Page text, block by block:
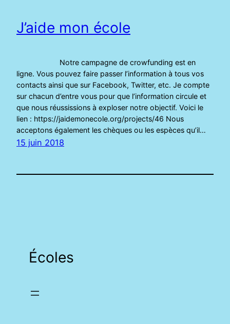
J’aide mon école
Notre campagne de crowfunding est en
ligne. Vous pouvez faire passer l’information à tous vos
contacts ainsi que sur Facebook, Twitter, etc. Je compte
sur chacun d’entre vous pour que l’information circule et
que nous réussissions à exploser notre objectif. Voici le
lien : https://jaidemonecole.org/projects/46 Nous
acceptons également les chèques ou les espèces qu’il…
15 juin 2018
Écoles